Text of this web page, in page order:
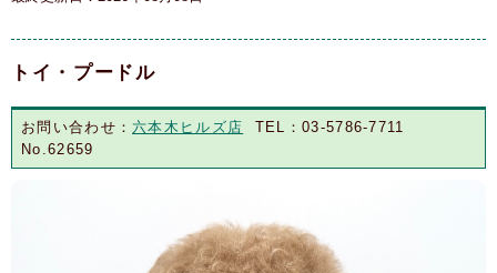
トイ・プードル
お問い合わせ：六本木ヒルズ店 TEL：03-5786-7711
No.62659